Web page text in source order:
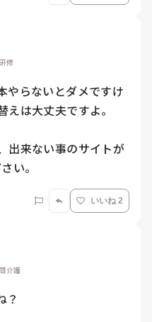
修
やらないとダメですけ
は大丈夫ですよ。
出来ない事のサイトが
い。
いいね 2
介護
？